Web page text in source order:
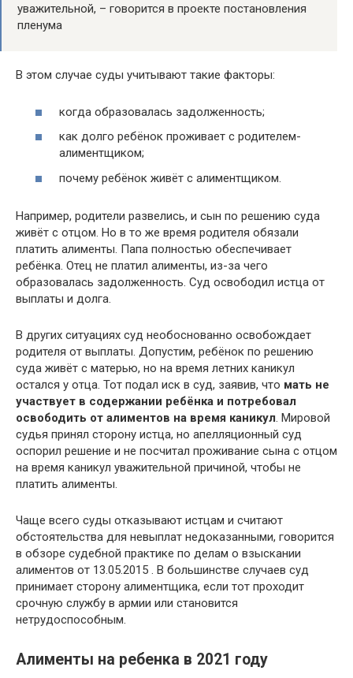
уважительной, – говорится в проекте постановления
пленума
В этом случае суды учитывают такие факторы:
когда образовалась задолженность;
как долго ребёнок проживает с родителем-
алиментщиком;
почему ребёнок живёт с алиментщиком.
Например, родители развелись, и сын по решению суда
живёт с отцом. Но в то же время родителя обязали
платить алименты. Папа полностью обеспечивает
ребёнка. Отец не платил алименты, из-за чего
образовалась задолженность. Суд освободил истца от
выплаты и долга.
В других ситуациях суд необоснованно освобождает
родителя от выплаты. Допустим, ребёнок по решению
суда живёт с матерью, но на время летних каникул
остался у отца. Тот подал иск в суд, заявив, что мать не
участвует в содержании ребёнка и потребовал
освободить от алиментов на время каникул . Мировой
судья принял сторону истца, но апелляционный суд
оспорил решение и не посчитал проживание сына с отцом
на время каникул уважительной причиной, чтобы не
платить алименты.
Чаще всего суды отказывают истцам и считают
обстоятельства для невыплат недоказанными, говорится
в обзоре судебной практике по делам о взыскании
алиментов от 13.05.2015 . В большинстве случаев суд
принимает сторону алиментщика, если тот проходит
срочную службу в армии или становится
нетрудоспособным.
Алименты на ребенка в 2021 году